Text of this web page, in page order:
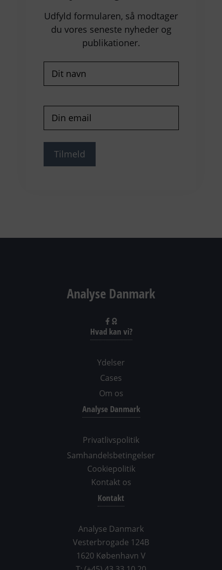
Udfyld formularen, så modtager
du vores seneste nyheder og
publikationer.
Navn
mail(Påkrævet)
Analyse Danmark
Hvad kan vi?
Ydelser
Cases
Om os
Analyse Danmark
Privatlivspolitik
Samhandelsbetingelser
Cookiepolitik
Kontakt os
Kontakt
Analyse Danmark
Vesterbrogade 124B
1620 København V